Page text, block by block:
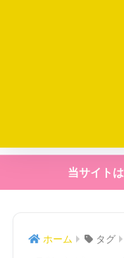
当サイト
ホーム タグ